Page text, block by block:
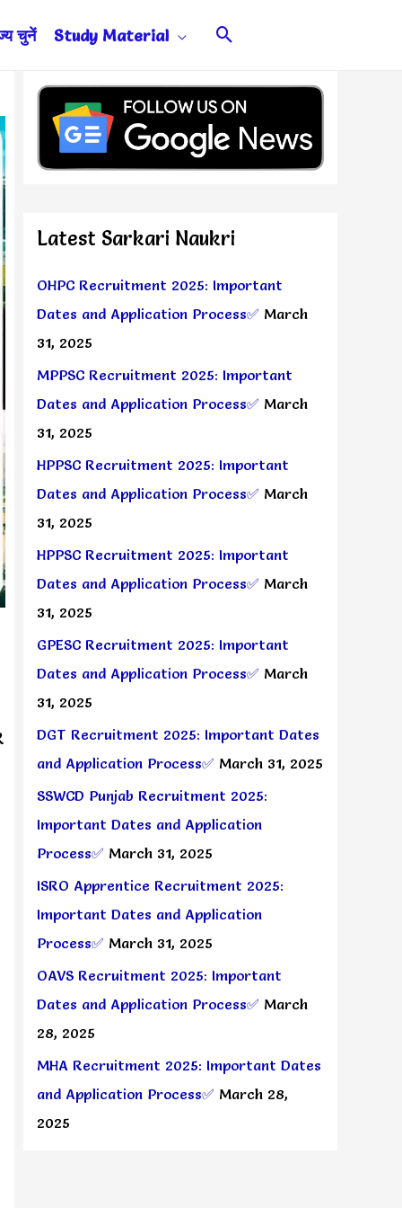
चुनें Study Material Search
Latest Sarkari Naukri
OHPC Recruitment 2025: Important
Dates and Application Process✅ March
31, 2025
MPPSC Recruitment 2025: Important
Dates and Application Process✅ March
31, 2025
HPPSC Recruitment 2025: Important
Dates and Application Process✅ March
31, 2025
HPPSC Recruitment 2025: Important
Dates and Application Process✅ March
31, 2025
GPESC Recruitment 2025: Important
Dates and Application Process✅ March
31, 2025
DGT Recruitment 2025: Important Dates
and Application Process✅ March 31, 2025
SSWCD Punjab Recruitment 2025:
Important Dates and Application
Process✅ March 31, 2025
ISRO Apprentice Recruitment 2025:
Important Dates and Application
Process✅ March 31, 2025
OAVS Recruitment 2025: Important
Dates and Application Process✅ March
28, 2025
MHA Recruitment 2025: Important Dates
and Application Process✅ March 28,
2025